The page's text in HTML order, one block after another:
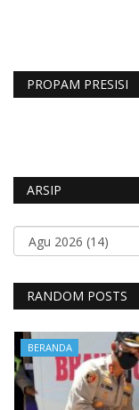
PROPAM PRESISI
ARSIP
RANDOM POSTS
BERANDA